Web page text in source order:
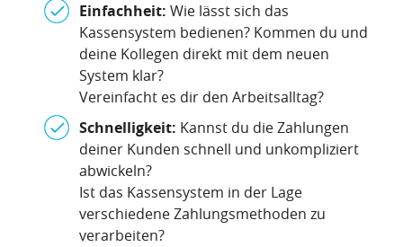
Einfachheit: Wie lässt sich das
Kassensystem bedienen? Kommen du und
deine Kollegen direkt mit dem neuen
System klar?
Vereinfacht es dir den Arbeitsalltag?
Schnelligkeit: Kannst du die Zahlungen
deiner Kunden schnell und unkompliziert
abwickeln?
Ist das Kassensystem in der Lage
verschiedene Zahlungsmethoden zu
verarbeiten?